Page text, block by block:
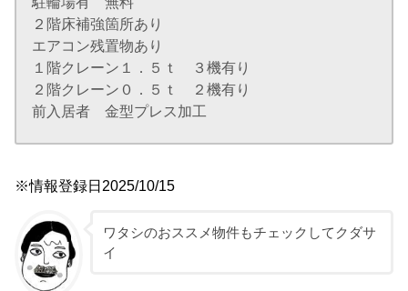
２階床補強箇所あり
エアコン残置物あり
１階クレーン１．５ｔ ３機有り
２階クレーン０．５ｔ ２機有り
前入居者 金型プレス加工
※情報登録日2025/10/15
ワタシのおススメ物件もチェックしてクダサ
イ